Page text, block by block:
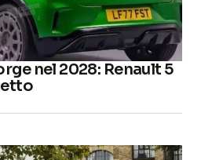
nel 2028: Renault 5